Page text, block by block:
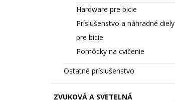
Hardware pre bicie
Príslušenstvo a náhradné diely
pre bicie
Pomôcky na cvičenie
Ostatné príslušenstvo
ZVUKOVÁ A SVETELNÁ